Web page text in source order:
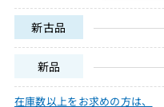
新古品
新品
在庫数以上をお求めの方は、